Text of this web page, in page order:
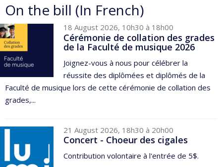
On the bill (In French)
18 August 2026, 10h30 à 18h00
Cérémonie de collation des grades
de la Faculté de musique 2026
Joignez-vous à nous pour célébrer la
réussite des diplômées et diplômés de la
Faculté de musique lors de cette cérémonie de collation des
grades,...
21 August 2026, 18h30 à 20h00
Concert - Choeur des cigales
Contribution volontaire à l'entrée de 5$.